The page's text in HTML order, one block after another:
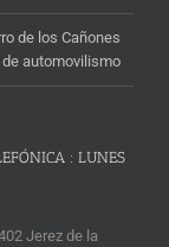
de los Cañones
automovilismo
: LUNES
Jerez de la